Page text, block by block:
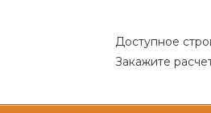
Доступное
Закажите